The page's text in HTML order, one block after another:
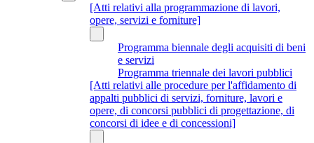
[Atti relativi alla programmazione di lavori,
opere, servizi e forniture]
Programma biennale degli acquisiti di beni
e servizi
Programma triennale dei lavori pubblici
[Atti relativi alle procedure per l'affidamento di
appalti pubblici di servizi, forniture, lavori e
opere, di concorsi pubblici di progettazione, di
concorsi di idee e di concessioni]